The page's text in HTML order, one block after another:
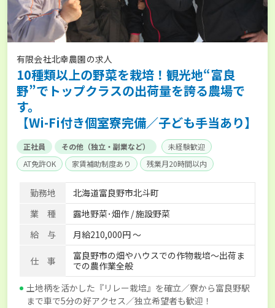
有限会社北幸農園の求人
10種類以上の野菜を栽培！観光地“富良
野”でトップクラスの出荷量を誇る農場で
す。
【Wi-Fi付き個室寮完備／子ども手当あり】
正社員 その他（独立・副業など）
未経験歓迎
AT免許OK
家賃補助制度あり
残業月20時間以内
賞与実績あり
独立支援可能 社会保険完備 単身寮あり
勤務地
北海道富良野市北斗町
業 種
露地野菜･畑作 / 施設野菜
給 与
月給210,000円 〜
仕 事
富良野市の畑やハウスでの作物栽培～出荷ま
での農作業全般
土地柄を活かした『リレー栽培』を確立／寮から富良野駅
まで車で5分の好アクセス／独立希望者も歓迎！